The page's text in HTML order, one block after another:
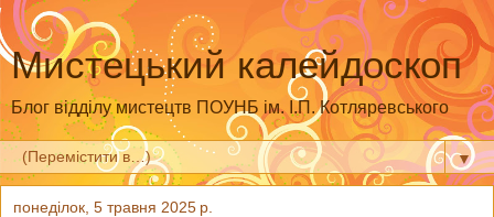
Мистецький калейдоскоп
Блог відділу мистецтв ПОУНБ ім. І.П. Котляревського
▼
понеділок, 5 травня 2025 р.